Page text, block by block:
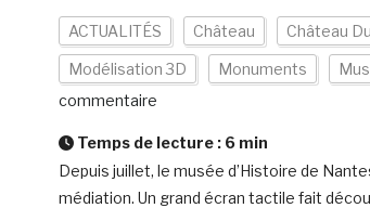
ACTUALITÉS Château Château
Modélisation 3D Monuments
commentaire
Temps de lecture : 6 min
Depuis juillet, le musée d’Histoire de
médiation. Un grand écran tactile fait